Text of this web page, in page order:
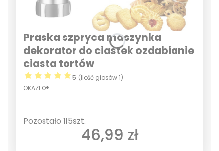
Praska szpryca maszynka
dekorator do ciastek ozdabianie
ciasta tortów
5 (Ilość głosów 1)
OKAZEO®
Pozostało 115szt.
Cena
46,99 zł